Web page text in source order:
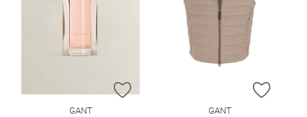
ZUR WUNSCHLISTE HINZUFÜGEN
GANT
ZUR
GANT